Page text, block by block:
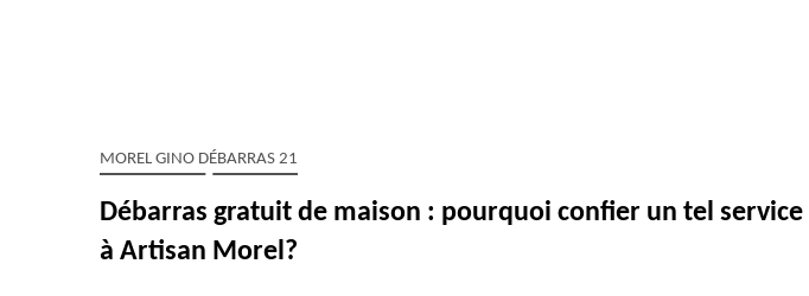
MOREL GINO DÉBARRAS 21
Débarras gratuit de maison : pourquoi confier un tel service
à Artisan Morel?